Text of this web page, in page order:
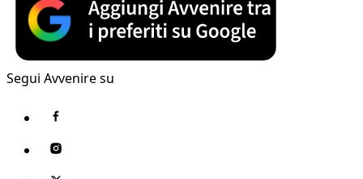
Segui Avvenire su